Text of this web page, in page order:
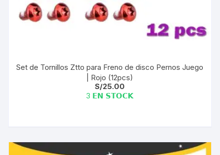
Set de Tornillos Ztto para Freno de disco Pernos Juego
| Rojo (12pcs)
S/25.00
3 𝗘𝗡 𝗦𝗧𝗢𝗖𝗞